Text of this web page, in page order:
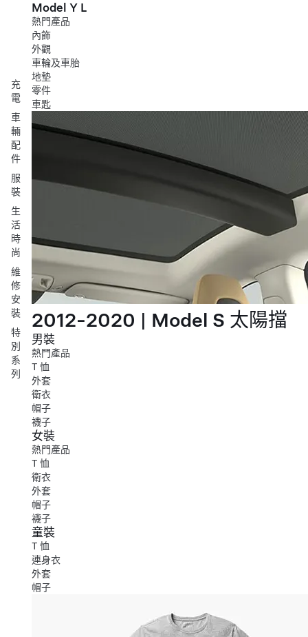
充
電
車
輛
配
件
服
裝
生
活
時
尚
維
修
安
裝
特
別
系
列
Model Y L
熱門產品
內飾
外觀
車輪及車胎
地墊
零件
車匙
2012-2020 | Model S 太陽擋
男裝
熱門產品
T 恤
外套
衛衣
帽子
襪子
女裝
熱門產品
T 恤
衛衣
外套
帽子
襪子
童裝
T 恤
連身衣
外套
帽子